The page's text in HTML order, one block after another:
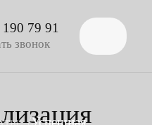
79 91
звонок